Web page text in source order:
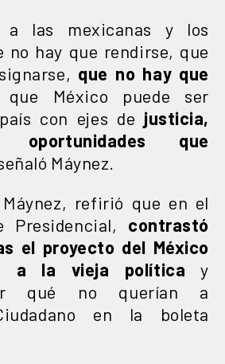
a las mexicanas y los
no hay que rendirse, que
que no hay que
México puede ser
con ejes de justicia,
que
Máynez.
refirió que en el
Presidencial, contrastó
el proyecto del México
a la vieja política y
qué no querían a
en la boleta